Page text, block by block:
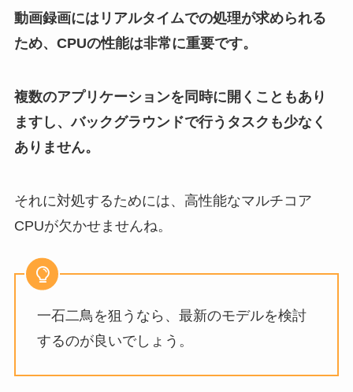
動画録画にはリアルタイムでの処理が求められる
ため、CPUの性能は非常に重要です。
複数のアプリケーションを同時に開くこともあり
ますし、バックグラウンドで行うタスクも少なく
ありません。
それに対処するためには、高性能なマルチコア
CPUが欠かせませんね。
一石二鳥を狙うなら、最新のモデルを検討
するのが良いでしょう。